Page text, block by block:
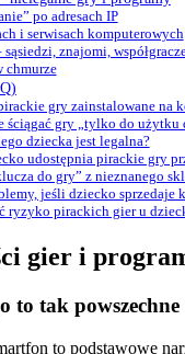
po adresach IP
i serwisach komputerowych
znajomi,
chmurze
gry zainstalowane na
ściągać gry „tylko do użytku
dziecka jest legalna?
udostępnia pirackie gry
do gry” z nieznanego
jeśli dziecko
ryzyko pirackich gier u
gier i
to tak powszechne
to podstawowe